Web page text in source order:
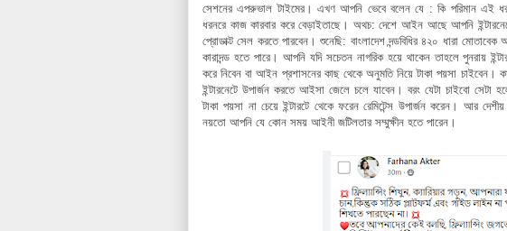
সেশনের এপরুভাল টাইমের। এখণ আপনি ভেবে বলেন যে : কি পরিমান এই
ধরনরে কাজ কারবার করে বেড়াইতাছে। অথচ: দেশে আইন আছে আপনি
প্রোডাক্ট সেল করতে পারবেন। শুনেছি: বাংলাদেশ দন্ডবিধির ৪২০ ধারা
কারাদন্ড হতে পারে। আপনি যদি সচেতন নাগরিক হয়ে থাকেন তাহলে পুনরায়
করে নিবেন বা আইন প্রশাসনের কাছ থেকে অনুমতি নিয়ে টাকা পয়সা চাইবেন।
ইন্টারনেটে উপার্জন করতে আইসা জেলে চলে যাবেন। বরং যেটা চাইবো
টাকা পয়সা না চেয়ে ইন্টারটে থেকে ফরেন রেমিটেন্স উপার্জন করেন। আর
নয়তো আপনি যে কোন সময় আইনী জটিলতার সম্মুক্ষীন হতে পারেন।